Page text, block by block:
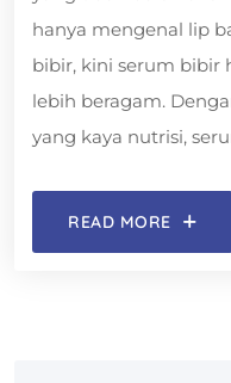
hanya mengenal lip
bibir, kini serum bibir
lebih beragam.
yang kaya nutrisi,
READ MORE